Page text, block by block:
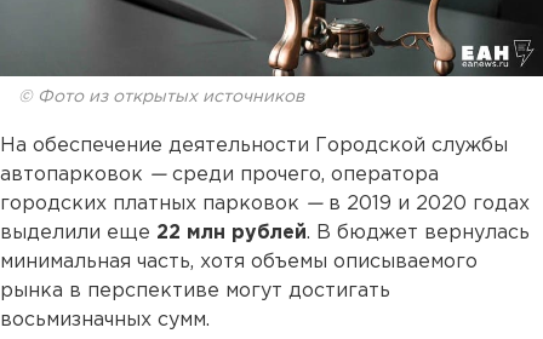
© Фото из открытых источников
На обеспечение деятельности Городской службы
автопарковок —среди прочего, оператора
городских платных парковок —в 2019 и 2020 годах
выделили еще 22 млн рублей. В бюджет вернулась
минимальная часть, хотя объемы описываемого
рынка в перспективе могут достигать
восьмизначных сумм.